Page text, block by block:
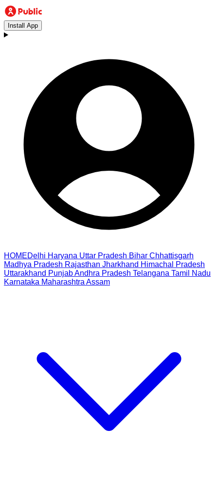
Install App
HOMEDelhi Haryana Uttar Pradesh Bihar Chhattisgarh
Madhya Pradesh Rajasthan Jharkhand Himachal Pradesh
Uttarakhand PunjabAndhra Pradesh Telangana Tamil Nadu
Karnataka Maharashtra Assam